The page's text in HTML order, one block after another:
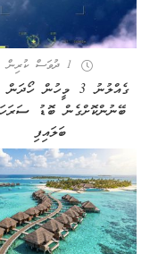
1 ދުވަސް ކުރިން
ގެއްލުނު 3 މީހުން
ބޭނުންކޮށްގެން ބޮޑު
ބަލައިފި